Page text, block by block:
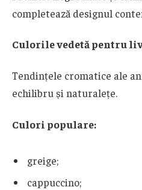
completează designul
Culorile vedetă pentru
Tendințele cromatice ale
echilibru și naturalețe.
Culori populare:
greige;
cappuccino;